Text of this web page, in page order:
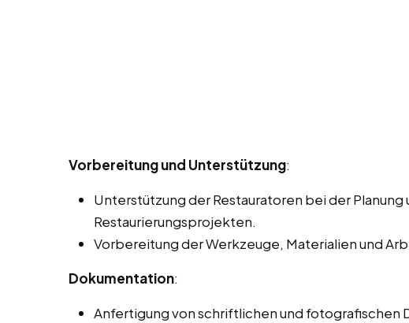
Vorbereitung und Unterstützung:
Unterstützung der Restauratoren bei der Planung
Restaurierungsprojekten.
Vorbereitung der Werkzeuge, Materialien und
Dokumentation:
Anfertigung von schriftlichen und fotografischen